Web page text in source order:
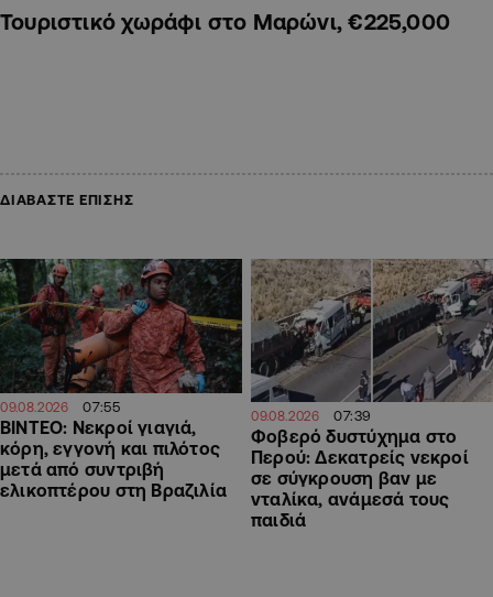
Τουριστικό χωράφι στο Μαρώνι, €225,000
ΔΙΑΒΑΣΤΕ ΕΠΙΣΗΣ
09.08.2026 07:55
ΒΙΝΤΕΟ: Νεκροί γιαγιά,
κόρη, εγγονή και πιλότος
μετά από συντριβή
ελικοπτέρου στη Βραζιλία
09.08.2026 07:39
Φοβερό δυστύχημα στο
Περού: Δεκατρείς νεκροί
σε σύγκρουση βαν με
νταλίκα, ανάμεσά τους
παιδιά